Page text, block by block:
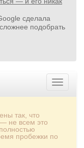
сделала
подобрать
так, что
не всем это
пробежки по